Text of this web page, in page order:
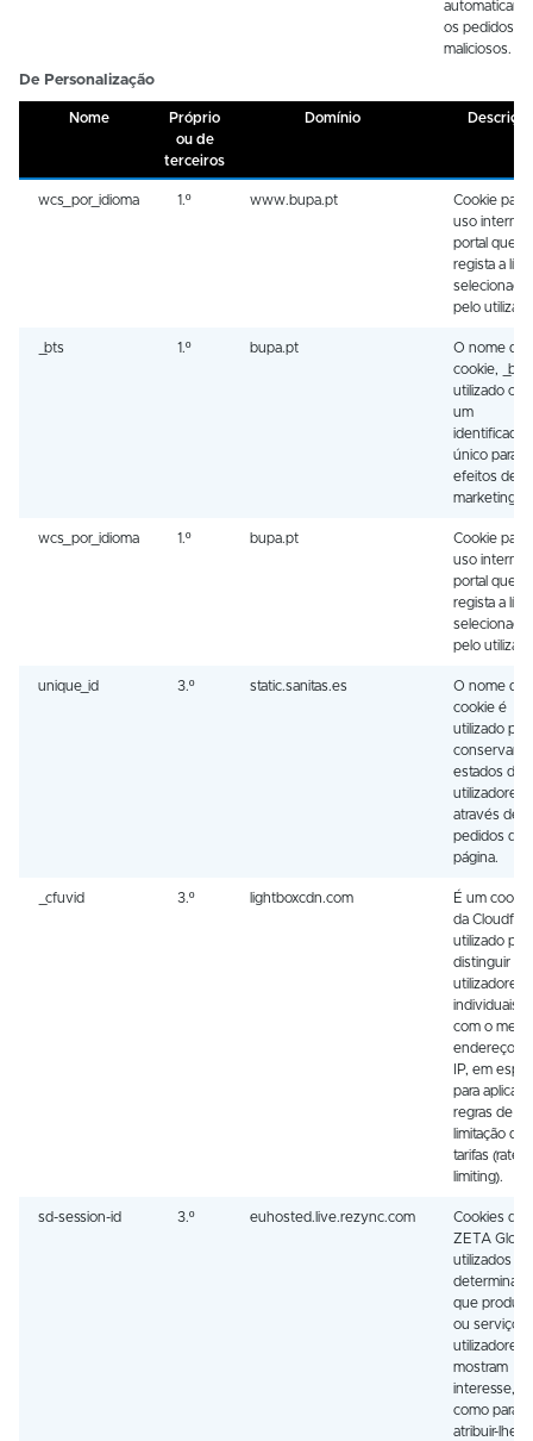
os pedidos
maliciosos.
De Personalização
Nome
Próprio
ou de
terceiros
Domínio Descrição
wcs_por_idioma 1.º www.bupa.pt
Cookie para
uso interno
portal que
regista a
selecionada
pelo
_bts 1.º bupa.pt
O nome
cookie,
utilizado
um
identificador
único para
efeitos de
wcs_por_idioma 1.º bupa.pt
Cookie para
uso interno
portal que
regista a
selecionada
pelo
unique_id 3.º static.sanitas.es
O nome
cookie é
utilizado para
conservar
estados dos
utilizadores
através de
pedidos de
página.
_cfuvid 3.º lightboxcdn.com
É um cookie
da
utilizado para
distinguir
utilizadores
individuais
com o
endereço
IP, em
para aplicar
regras de
limitação de
tarifas (rate-
limiting).
sd-session-id 3.º euhosted.live.rezync.com
Cookies da
ZETA Global
utilizados
determinar
que
ou serviços
utilizadores
mostram
interesse,
como para
atribuir-lhes